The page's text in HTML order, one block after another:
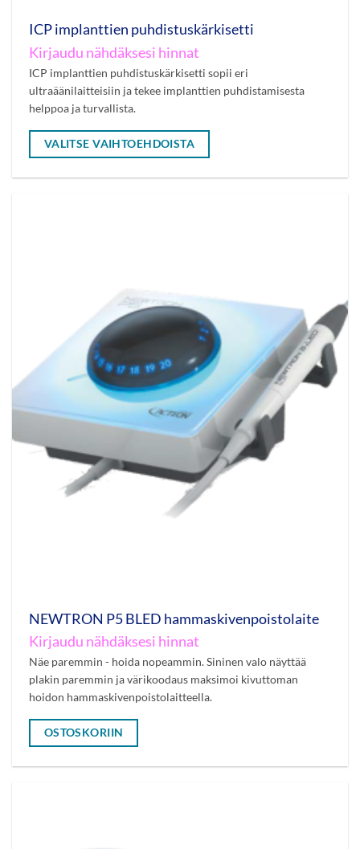
ICP implanttien puhdistuskärkisetti
Kirjaudu nähdäksesi hinnat
ICP implanttien puhdistuskärkisetti sopii eri
ultraäänilaitteisiin ja tekee implanttien puhdistamisesta
helppoa ja turvallista.
VALITSE VAIHTOEHDOISTA
NEWTRON P5 BLED hammaskivenpoistolaite
Kirjaudu nähdäksesi hinnat
Näe paremmin - hoida nopeammin. Sininen valo näyttää
plakin paremmin ja värikoodaus maksimoi kivuttoman
hoidon hammaskivenpoistolaitteella.
OSTOSKORIIN